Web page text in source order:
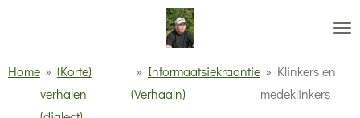
Home » (Korte)
verhalen
» Informaatsiekraantie
(Verhaaln)
» Klinkers en
medeklinkers